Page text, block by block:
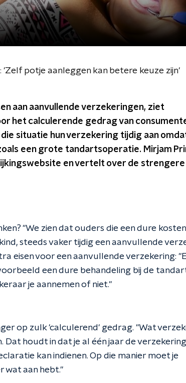
potje aanleggen kan betere keuze zijn'
aan aanvullende verzekeringen, ziet
het calculerende gedrag van
situatie hun verzekering tijdig aan
een grote tandartsoperatie. Mirjam
en vertelt over de strengere
"We zien dat ouders die een dure
steeds vaker tijdig een aanvullende
eisen voor een aanvullende verzekering:
een dure behandeling bij de
je aannemen of niet."
op zulk 'calculerend' gedrag. "Wat
Dat houdt in dat je al één jaar de
kan indienen. Op die manier moet je
wat aan hebt."